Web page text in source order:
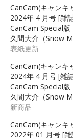
CanCam(キャンキ
2024年 4 月号 [雑
CanCam Special版
久間大介（Snow
表紙更新
CanCam(キャンキ
2024年 4 月号 [雑
CanCam Special版
久間大介（Snow
新商品
CanCam(キャンキ
2022年 01 月号 [